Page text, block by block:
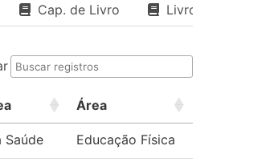
Cap. de Livro Livro
Área
Saúde Educação Física